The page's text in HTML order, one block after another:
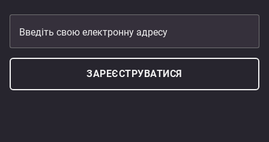
Введіть свою електронну адресу
ЗАРЕЄСТРУВАТИСЯ